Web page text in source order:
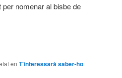
nomenar al bisbe de
en T'interessarà saber-ho